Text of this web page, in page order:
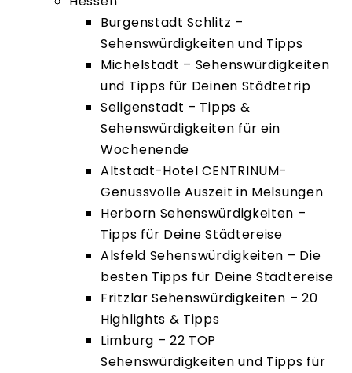
Burgenstadt Schlitz –
Sehenswürdigkeiten und Tipps
Michelstadt – Sehenswürdigkeiten
und Tipps für Deinen Städtetrip
Seligenstadt – Tipps &
Sehenswürdigkeiten für ein
Wochenende
Altstadt-Hotel CENTRINUM-
Genussvolle Auszeit in Melsungen
Herborn Sehenswürdigkeiten –
Tipps für Deine Städtereise
Alsfeld Sehenswürdigkeiten – Die
besten Tipps für Deine Städtereise
Fritzlar Sehenswürdigkeiten – 20
Highlights & Tipps
Limburg – 22 TOP
Sehenswürdigkeiten und Tipps für